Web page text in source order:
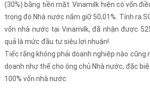
(30%) bằng tiền mặt. Vinamilk hiện có vốn
trong đó Nhà nước nắm giữ 50,01%. Tính ra
vốn nhà nước tại Vinamilk, đã nhận được
quả là mức đầu tư siêu lợi nhuận!
Tiếc rằng không phải doanh nghiệp nào cũng
doanh như thế cho ông chủ Nhà nước, đặc
100% vốn nhà nước.